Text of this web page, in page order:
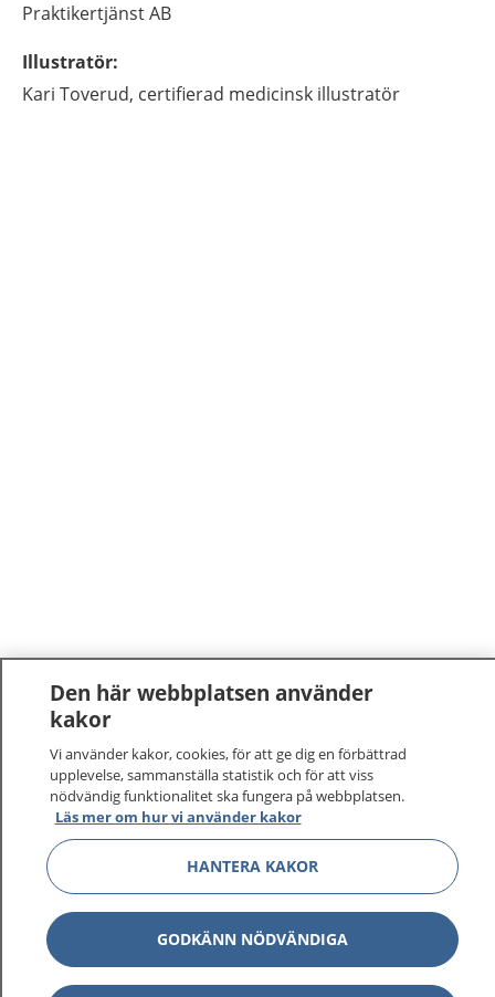
Praktikertjänst AB
Illustratör:
Kari Toverud, certifierad medicinsk illustratör
1177–tryggt om din hälsa och vård
På 1177.se får du råd om hälsa och information om
sjukdomar och vilka mottagningar du kan kontakta.
Logga in för att läsa din journal och göra dina
vårdärenden. Ring telefonnummer 1177 för
sjukvårdsrådgivning dygnet runt.
1177 ger dig råd när du vill må bättre.
Den här webbplatsen använder
kakor
Vi använder kakor, cookies, för att ge dig en förbättrad
upplevelse, sammanställa statistik och för att viss
nödvändig funktionalitet ska fungera på webbplatsen.
Läs mer om hur vi använder kakor
HANTERA KAKOR
GODKÄNN NÖDVÄNDIGA